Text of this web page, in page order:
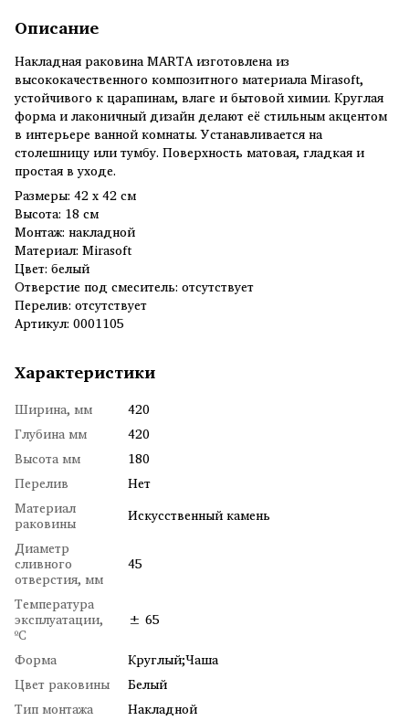
Описание
Накладная раковина MARTA изготовлена из
высококачественного композитного материала Mirasoft,
устойчивого к царапинам, влаге и бытовой химии. Круглая
форма и лаконичный дизайн делают её стильным акцентом
в интерьере ванной комнаты. Устанавливается на
столешницу или тумбу. Поверхность матовая, гладкая и
простая в уходе.
Размеры: 42 x 42 см
Высота: 18 см
Монтаж: накладной
Материал: Mirasoft
Цвет: белый
Отверстие под смеситель: отсутствует
Перелив: отсутствует
Артикул: 0001105
Характеристики
Ширина, мм
420
Глубина мм
420
Высота мм
180
Перелив
Нет
Материал
раковины
Искусственный камень
Диаметр
сливного
отверстия, мм
45
Температура
эксплуатации,
ºC
± 65
Форма
Круглый;Чаша
Цвет раковины
Белый
Тип монтажа
Накладной